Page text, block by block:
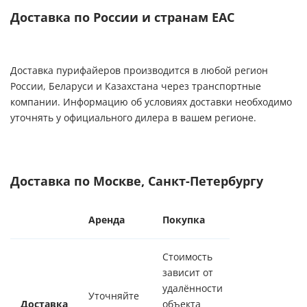
Доставка по России и странам ЕАС
Доставка пурифайеров производится в любой регион
России, Беларуси и Казахстана через транспортные
компании. Информацию об условиях доставки необходимо
уточнять у официального дилера в вашем регионе.
Доставка по Москве, Санкт-Петербургу
Аренда Покупка
Доставка
Уточняйте
Стоимость
зависит от
удалённости
объекта